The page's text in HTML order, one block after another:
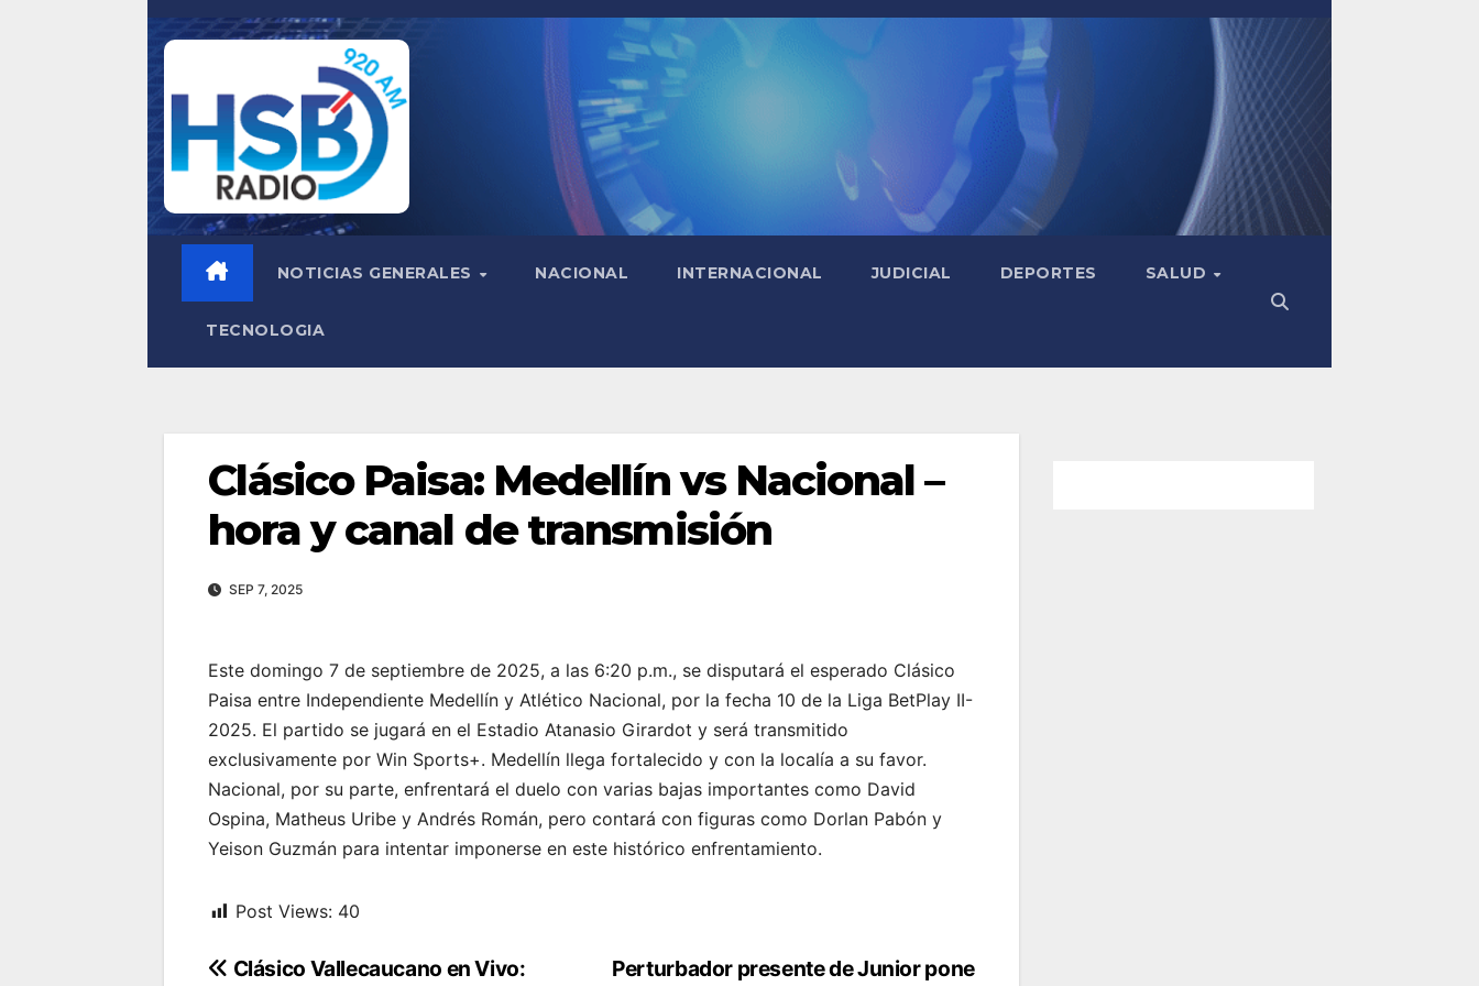
Saltar
contenido
NOTICIAS GENERALES NACIONAL INTERNACIONAL JUDICIAL DEPORTES SALUD
TECNOLOGIA
Clásico Paisa: Medellín vs Nacional –
hora y canal de transmisión
SEP 7, 2025
Este domingo 7 de septiembre de 2025, a las 6:20 p.m., se disputará el esperado Clásico
Paisa entre Independiente Medellín y Atlético Nacional, por la fecha 10 de la Liga BetPlay II-
2025. El partido se jugará en el Estadio Atanasio Girardot y será transmitido
exclusivamente por Win Sports+. Medellín llega fortalecido y con la localía a su favor.
Nacional, por su parte, enfrentará el duelo con varias bajas importantes como David
Ospina, Matheus Uribe y Andrés Román, pero contará con figuras como Dorlan Pabón y
Yeison Guzmán para intentar imponerse en este histórico enfrentamiento.
Post Views: 40
Navegación
Perturbador presente de Junior pone
Clásico Vallecaucano en Vivo: